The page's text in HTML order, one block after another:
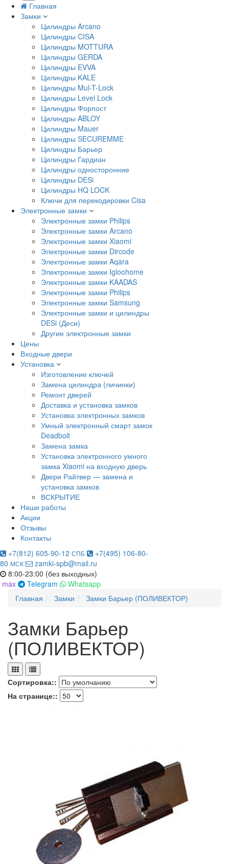
Главная
Замки
Цилиндры Arcano
Цилиндры CISA
Цилиндры MOTTURA
Цилиндры GERDA
Цилиндры EVVA
Цилиндры KALE
Цилиндры Mul-T-Lock
Цилиндры Level Lock
Цилиндры Форпост
Цилиндры ABLOY
Цилиндры Mauer
Цилиндры SECUREMME
Цилиндры Барьер
Цилиндры Гардиан
Цилиндры односторонние
Цилиндры DESi
Цилиндры HQ LOCK
Ключи для перекодировки Cisa
Электронные замки
Электронные замки Philips
Электронные замки Arcano
Электронные замки Xiaomi
Электронные замки Dircode
Электронные замки Aqara
Электронные замки Igloohome
Электронные замки KAADAS
Электронные замки Philips
Электронные замки Samsung
Электронные замки и цилиндры
DESi (Деси)
Другие электронные замки
Цены
Входные двери
Установка
Изготовление ключей
Замена цилиндра (личинки)
Ремонт дверей
Доставка и установка замков
Установка электронных замков
Умный электронный смарт замок
Deadbolt
Замена замка
Установка электронного умного
замка Xiaomi на входную дверь
Двери Райтвер — замена и
установка замков
ВСКРЫТИЕ
Наши работы
Акции
Отзывы
Контакты
+7(812) 605-90-12 СПБ
+7(495) 106-80-
80 МСК
zamki-spb@mail.ru
8:00-23:00 (без выходных)
max
Telegram
Whatsapp
Главная
Замки Замки Барьер (ПОЛИВЕКТОР)
Замки Барьер
(ПОЛИВЕКТОР)
Сортировка::
На странице::